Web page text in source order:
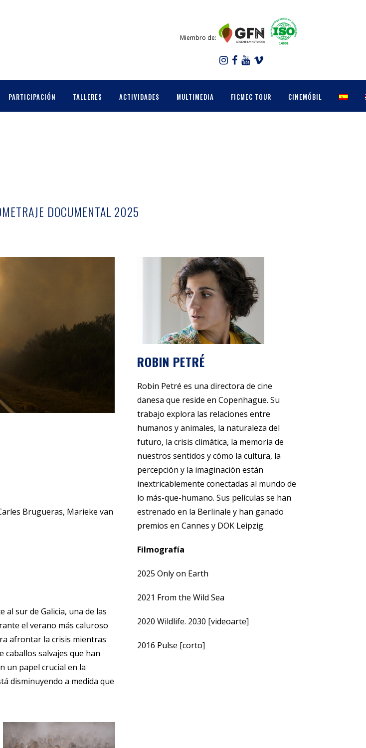
Miembro de:
PARTICIPACIÓN TALLERES ACTIVIDADES MULTIMEDIA FICMEC TOUR CINEMÓBIL
DOCUMENTAL 2025
Brugueras, Marieke van
sur de Galicia, una de las
el verano más caluroso
afrontar la crisis mientras
caballos salvajes que han
un papel crucial en la
disminuyendo a medida que
ROBIN PETRÉ
Robin Petré es una directora de cine
danesa que reside en Copenhague. Su
trabajo explora las relaciones entre
humanos y animales, la naturaleza del
futuro, la crisis climática, la memoria de
nuestros sentidos y cómo la cultura, la
percepción y la imaginación están
inextricablemente conectadas al mundo de
lo más-que-humano. Sus películas se han
estrenado en la Berlinale y han ganado
premios en Cannes y DOK Leipzig.
Filmografía
2025 Only on Earth
2021 From the Wild Sea
2020 Wildlife. 2030 [videoarte]
2016 Pulse [corto]